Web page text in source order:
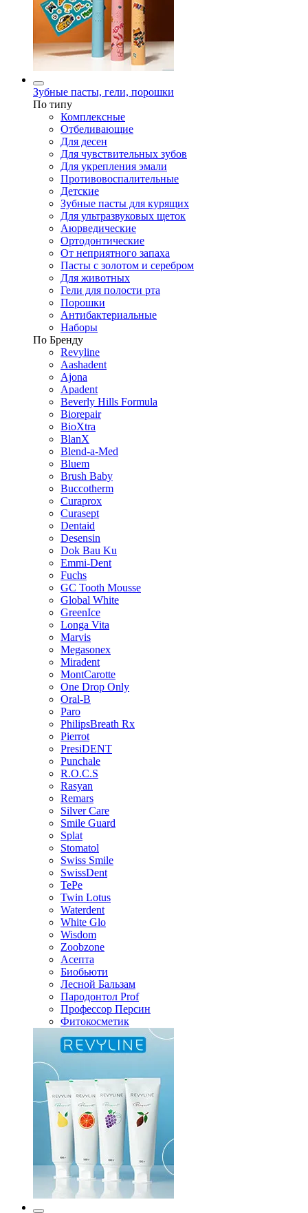
Зубные пасты, гели, порошки
По типу
Комплексные
Отбеливающие
Для десен
Для чувствительных зубов
Для укрепления эмали
Противовоспалительные
Детские
Зубные пасты для курящих
Для ультразвуковых щеток
Аюрведические
Ортодонтические
От неприятного запаха
Пасты с золотом и серебром
Для животных
Гели для полости рта
Порошки
Антибактериальные
Наборы
По Бренду
Revyline
Aashadent
Ajona
Apadent
Beverly Hills Formula
Biorepair
BioXtra
BlanX
Blend-a-Med
Bluem
Brush Baby
Buccotherm
Curaprox
Curasept
Dentaid
Desensin
Dok Bau Ku
Emmi-Dent
Fuchs
GC Tooth Mousse
Global White
GreenIce
Longa Vita
Marvis
Megasonex
Miradent
MontCarotte
One Drop Only
Oral-B
Paro
PhilipsBreath Rx
Pierrot
PresiDENT
Punchale
R.O.C.S
Rasyan
Remars
Silver Care
Smile Guard
Splat
Stomatol
Swiss Smile
SwissDent
TePe
Twin Lotus
Waterdent
White Glo
Wisdom
Zoobzone
Асепта
Биобьюти
Лесной Бальзам
Пародонтол Prof
Профессор Персин
Фитокосметик